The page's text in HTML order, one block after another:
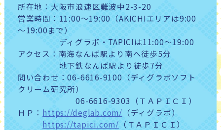
所在地：大阪市浪速区難波中2-3-20
営業時間：11:00～19:00（AKICHIエリアは9:00
～19:00まで）
ディグラボ・TAPICIは11:00～19:00
アクセス：南海なんば駅より南へ徒歩5分
地下鉄なんば駅より徒歩7分
問い合わせ：06-6616-9100（ディグラボソフト
クリーム研究所）
06-6616-9303（ＴＡＰＩＣＩ）
ＨＰ： https://deglab.com/ （ディグラボ）
https://tapici.com/ （ＴＡＰＩＣＩ）